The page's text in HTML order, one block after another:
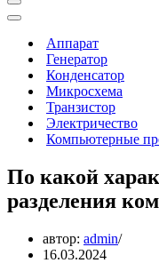
Меню
навигации
Меню
навигацииАппарат
Генератор
Конденсатор
Микросхема
Транзистор
Электричество
Компьютерные
По какой
разделения
автор: admin
16.03.2024